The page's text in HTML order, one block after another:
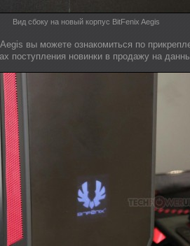
Вид сбоку на новый корпус BitFenix Aegis
вы можете ознакомиться по
поступления новинки в продажу на